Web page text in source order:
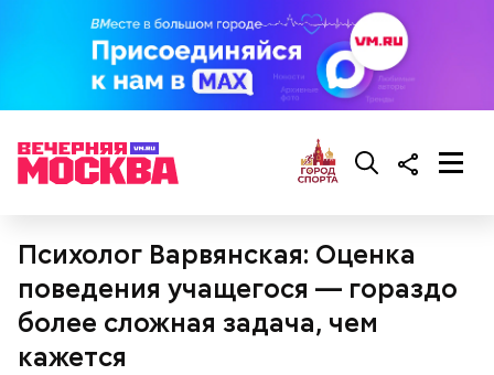
Психолог Варвянская: Оценка
поведения учащегося — гораздо
более сложная задача, чем
кажется